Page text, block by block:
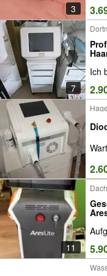
3
7
Ich
11